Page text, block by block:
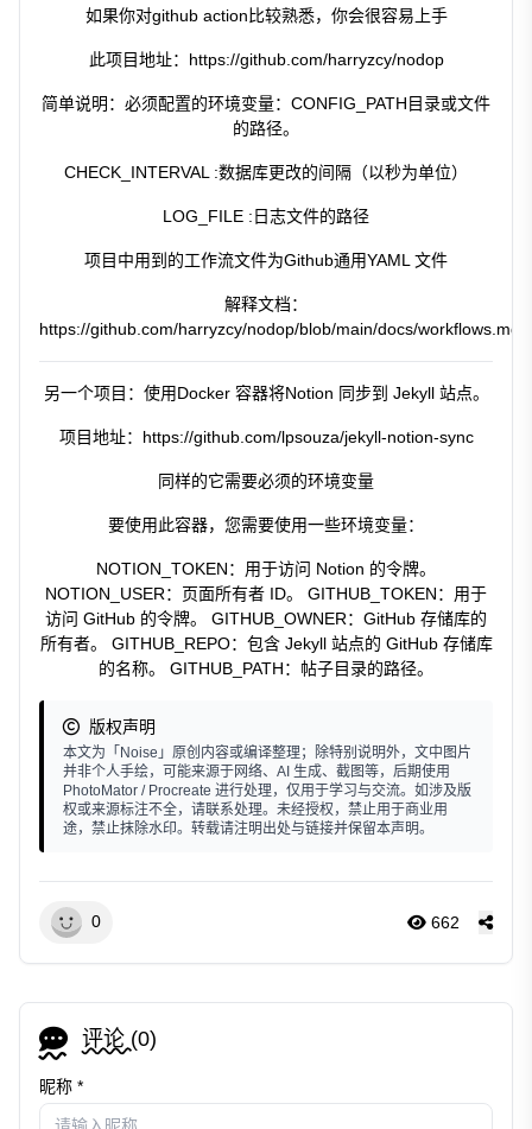
如果你对github action比较熟悉，你会很容易上手
此项目地址：https://github.com/harryzcy/nodop
简单说明：必须配置的环境变量：CONFIG_PATH目录或文件
的路径。
CHECK_INTERVAL :数据库更改的间隔（以秒为单位）
LOG_FILE :日志文件的路径
项目中用到的工作流文件为Github通用YAML 文件
解释文档：
https://github.com/harryzcy/nodop/blob/main/docs/workflows.md
另一个项目：使用Docker 容器将Notion 同步到 Jekyll 站点。
项目地址：https://github.com/lpsouza/jekyll-notion-sync
同样的它需要必须的环境变量
要使用此容器，您需要使用一些环境变量：
NOTION_TOKEN：用于访问 Notion 的令牌。
NOTION_USER：页面所有者 ID。 GITHUB_TOKEN：用于
访问 GitHub 的令牌。 GITHUB_OWNER：GitHub 存储库的
所有者。 GITHUB_REPO：包含 Jekyll 站点的 GitHub 存储库
的名称。 GITHUB_PATH：帖子目录的路径。
版权声明
本文为「Noise」原创内容或编译整理；除特别说明外，文中图片
并非个人手绘，可能来源于网络、AI 生成、截图等，后期使用
PhotoMator / Procreate 进行处理，仅用于学习与交流。如涉及版
权或来源标注不全，请联系处理。未经授权，禁止用于商业用
途，禁止抹除水印。转载请注明出处与链接并保留本声明。
0 662
评论 (0)
昵称 *